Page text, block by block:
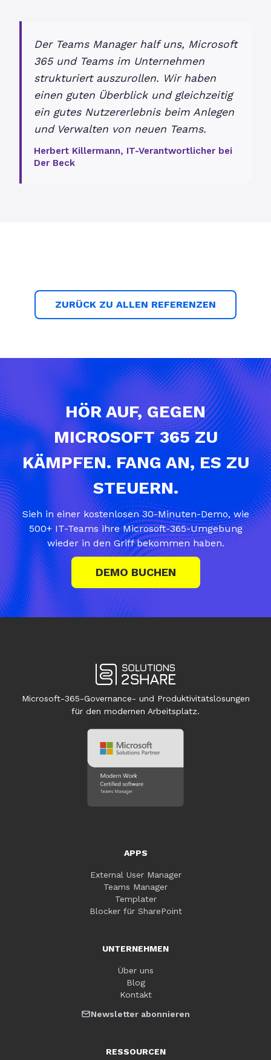
Der Teams Manager half uns, Microsoft
365 und Teams im Unternehmen
strukturiert auszurollen. Wir haben
einen guten Überblick und gleichzeitig
ein gutes Nutzererlebnis beim Anlegen
und Verwalten von neuen Teams.
Herbert Killermann, IT-Verantwortlicher bei
Der Beck
ZURÜCK ZU ALLEN REFERENZEN
HÖR AUF, GEGEN
MICROSOFT 365 ZU
KÄMPFEN. FANG AN, ES ZU
STEUERN.
Sieh in einer kostenlosen 30-Minuten-Demo, wie
500+ IT-Teams ihre Microsoft-365-Umgebung
wieder in den Griff bekommen haben.
DEMO BUCHEN
Microsoft-365-Governance- und Produktivitätslösungen
für den modernen Arbeitsplatz.
APPS
External User Manager
Teams Manager
Templater
Blocker für SharePoint
UNTERNEHMEN
Über uns
Blog
Kontakt
Newsletter abonnieren
RESSOURCEN